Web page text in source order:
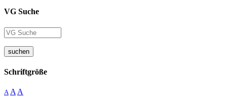
VG Suche
suchen
Schriftgröße
A A A